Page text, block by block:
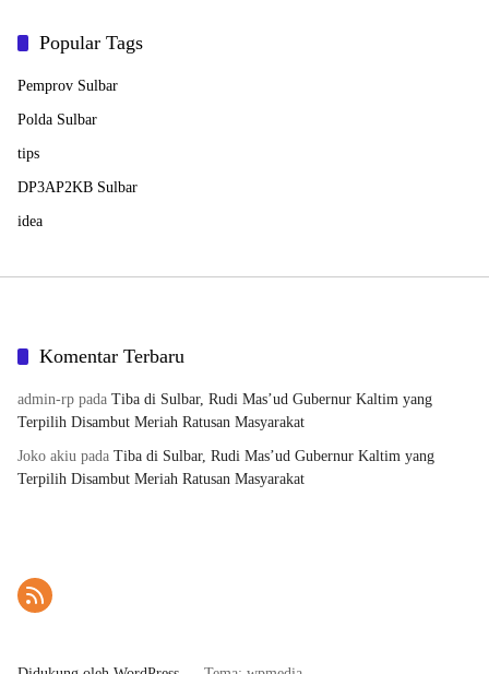
Popular Tags
Pemprov Sulbar
Polda Sulbar
tips
DP3AP2KB Sulbar
idea
Komentar Terbaru
admin-rp pada Tiba di Sulbar, Rudi Mas’ud Gubernur Kaltim yang
Terpilih Disambut Meriah Ratusan Masyarakat
Joko akiu pada Tiba di Sulbar, Rudi Mas’ud Gubernur Kaltim yang
Terpilih Disambut Meriah Ratusan Masyarakat